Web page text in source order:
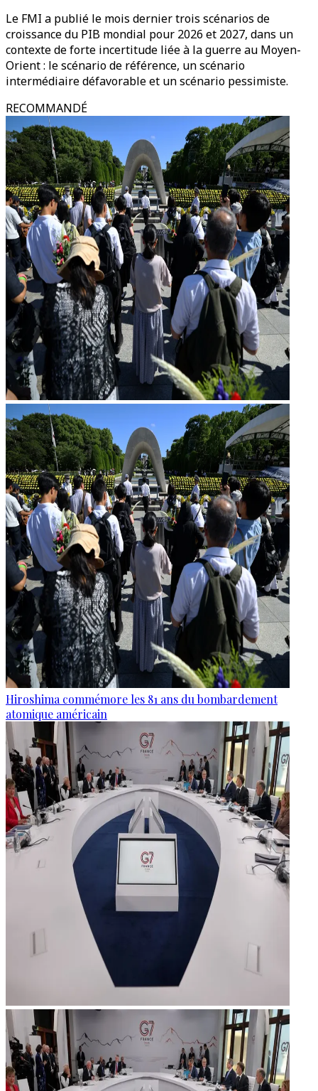
Le FMI a publié le mois dernier trois scénarios de
croissance du PIB mondial pour 2026 et 2027, dans un
contexte de forte incertitude liée à la guerre au Moyen-
Orient : le scénario de référence, un scénario
intermédiaire défavorable et un scénario pessimiste.
RECOMMANDÉ
Hiroshima commémore les 81 ans du bombardement
atomique américain